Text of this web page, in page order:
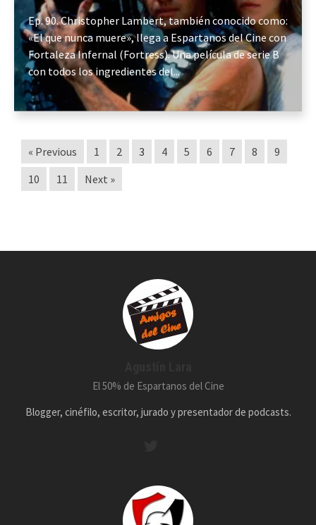
Ep. 90. Christopher Lambert, también conocido como:
«El que nunca muere», llega a Espartanos del Cine con
Fortaleza Infernal (Fortress). Una película de serie B
con todos los ingredientes del...
« Previous 1 2 3 4 5 6 7 8
9
10
11 Next »
El 50% de Espartanos del Cine
Blogger, cinéfilo, escritor, jurado y presentador de podcasts.